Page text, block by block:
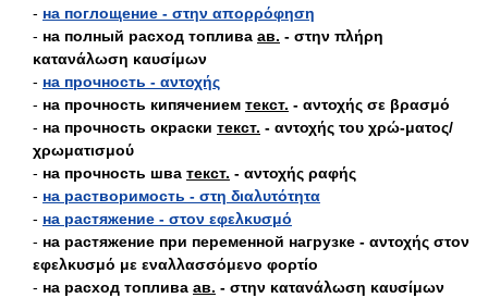
- на поглощение - στην απορρόφηση
- на полный расход топлива ав. - στην πλήρη
κατανάλωση καυσίμων
- на прочность - αντοχής
- на прочность кипячением текст. - αντοχής σε βρασμό
- на прочность окраски текст. - αντοχής του χρώ-ματος/
χρωματισμού
- на прочность шва текст. - αντοχής ραφής
- на растворимость - στη διαλυτότητα
- на растяжение - στον εφελκυσμό
- на растяжение при переменной нагрузке - αντοχής στον
εφελκυσμό με εναλλασσόμενο φορτίο
- на расход топлива ав. - στην κατανάλωση καυσίμων